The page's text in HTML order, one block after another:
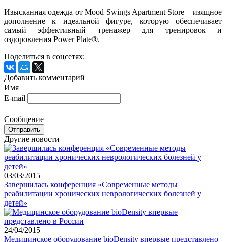
Изысканная одежда от Mood Swings Apartment Store – изящное
дополнение к
идеальной фигуре, которую обеспечивает
самый эффективный тренажер для тренировок и
оздоровления Power Plate®.
Поделиться в соцсетях:
Добавить комментарий
Имя
E-mail
Сообщение
Другие новости
03/03/2015
Завершилась конференция «Современные методы
реабилитации хронических неврологических болезней у
детей»
24/04/2015
Медицинское оборудование bioDensity впервые представлено